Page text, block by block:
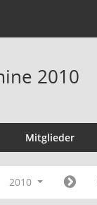
2010
Mitglieder
2010